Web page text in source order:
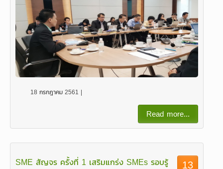
18 กรกฎาคม 2561 |
Read more...
13
SME สัญจร ครั้งที่ 1 เสริมแกร่ง SMEs รอบรู้